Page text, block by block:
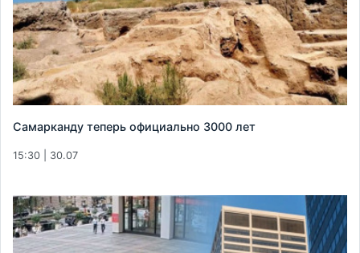
Самарканду теперь официально 3000 лет
15:30 | 30.07